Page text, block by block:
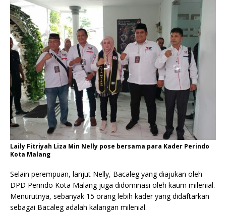
Laily Fitriyah Liza Min Nelly pose bersama para Kader Perindo
Kota Malang
Selain perempuan, lanjut Nelly, Bacaleg yang diajukan oleh
DPD Perindo Kota Malang juga didominasi oleh kaum milenial.
Menurutnya, sebanyak 15 orang lebih kader yang didaftarkan
sebagai Bacaleg adalah kalangan milenial.